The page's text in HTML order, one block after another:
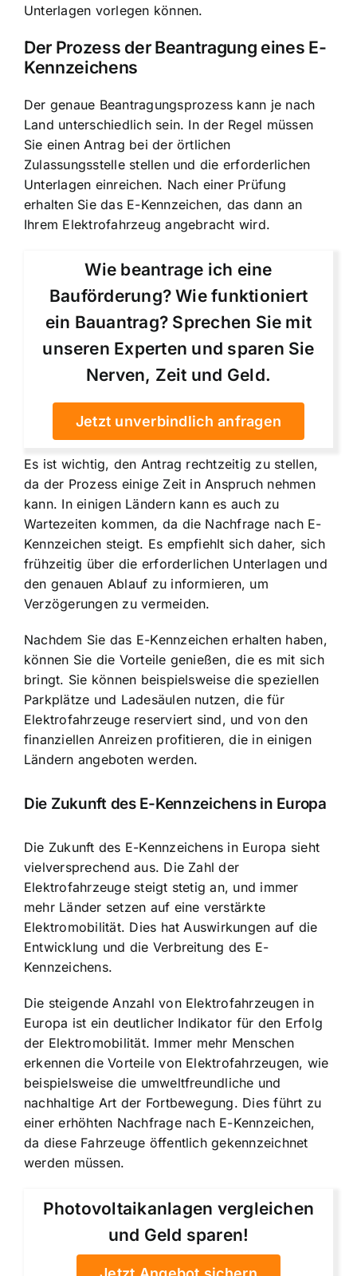
Unterlagen vorlegen können.
Der Prozess der Beantragung eines E-
Kennzeichens
Der genaue Beantragungsprozess kann je nach
Land unterschiedlich sein. In der Regel müssen
Sie einen Antrag bei der örtlichen
Zulassungsstelle stellen und die erforderlichen
Unterlagen einreichen. Nach einer Prüfung
erhalten Sie das E-Kennzeichen, das dann an
Ihrem Elektrofahrzeug angebracht wird.
Wie beantrage ich eine
Bauförderung? Wie funktioniert
ein Bauantrag? Sprechen Sie mit
unseren Experten und sparen Sie
Nerven, Zeit und Geld.
Jetzt unverbindlich anfragen
Es ist wichtig, den Antrag rechtzeitig zu stellen,
da der Prozess einige Zeit in Anspruch nehmen
kann. In einigen Ländern kann es auch zu
Wartezeiten kommen, da die Nachfrage nach E-
Kennzeichen steigt. Es empfiehlt sich daher, sich
frühzeitig über die erforderlichen Unterlagen und
den genauen Ablauf zu informieren, um
Verzögerungen zu vermeiden.
Nachdem Sie das E-Kennzeichen erhalten haben,
können Sie die Vorteile genießen, die es mit sich
bringt. Sie können beispielsweise die speziellen
Parkplätze und Ladesäulen nutzen, die für
Elektrofahrzeuge reserviert sind, und von den
finanziellen Anreizen profitieren, die in einigen
Ländern angeboten werden.
Die Zukunft des E-Kennzeichens in Europa
Die Zukunft des E-Kennzeichens in Europa sieht
vielversprechend aus. Die Zahl der
Elektrofahrzeuge steigt stetig an, und immer
mehr Länder setzen auf eine verstärkte
Elektromobilität. Dies hat Auswirkungen auf die
Entwicklung und die Verbreitung des E-
Kennzeichens.
Die steigende Anzahl von Elektrofahrzeugen in
Europa ist ein deutlicher Indikator für den Erfolg
der Elektromobilität. Immer mehr Menschen
erkennen die Vorteile von Elektrofahrzeugen, wie
beispielsweise die umweltfreundliche und
nachhaltige Art der Fortbewegung. Dies führt zu
einer erhöhten Nachfrage nach E-Kennzeichen,
da diese Fahrzeuge öffentlich gekennzeichnet
werden müssen.
Photovoltaikanlagen vergleichen
und Geld sparen!